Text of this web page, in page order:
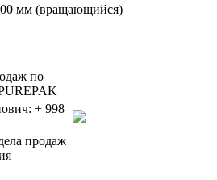
мм (вращающийся)
по
+ 998
продаж